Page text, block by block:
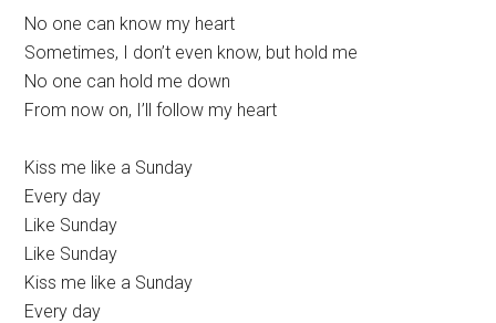
No one can know my heart
Sometimes, I don’t even know, but hold me
No one can hold me down
From now on, I’ll follow my heart
Kiss me like a Sunday
Every day
Like Sunday
Like Sunday
Kiss me like a Sunday
Every day